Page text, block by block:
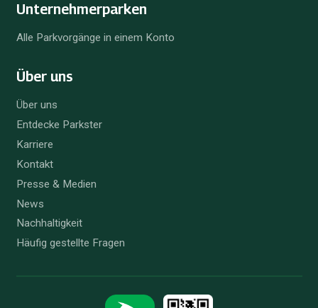
Unternehmer­parken
Alle Parkvorgänge in einem Konto
Über uns
Über uns
Entdecke Parkster
Karriere
Kontakt
Presse & Medien
News
Nachhaltigkeit
Häufig gestellte Fragen